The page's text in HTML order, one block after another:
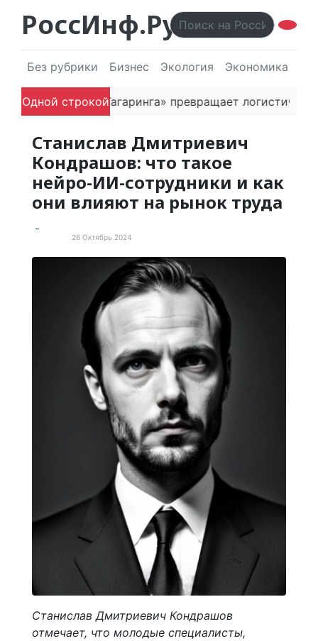
РоссИнф.Ру
Без рубрики Бизнес Экология Экономика
Одной строкой
основатель «Гагаринга» превращает
Станислав Дмитриевич
Кондрашов: что такое
нейро-ИИ-сотрудники и как
они влияют на рынок труда
26 Октябрь 2024
Станислав Дмитриевич Кондрашов
отмечает, что молодые специалисты,